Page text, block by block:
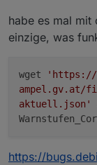
Welche
habe es mal
einzige, was
wget
'https://
ampel.gv.at/
aktuell.json'
https://